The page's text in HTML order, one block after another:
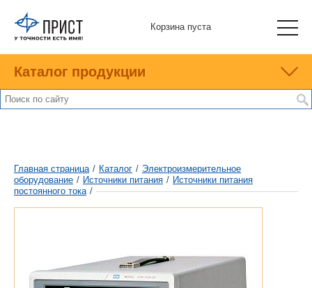
Корзина пуста
Каталог продукции
Главная страница / Каталог / Электроизмерительное
оборудование / Источники питания / Источники питания
постоянного тока /